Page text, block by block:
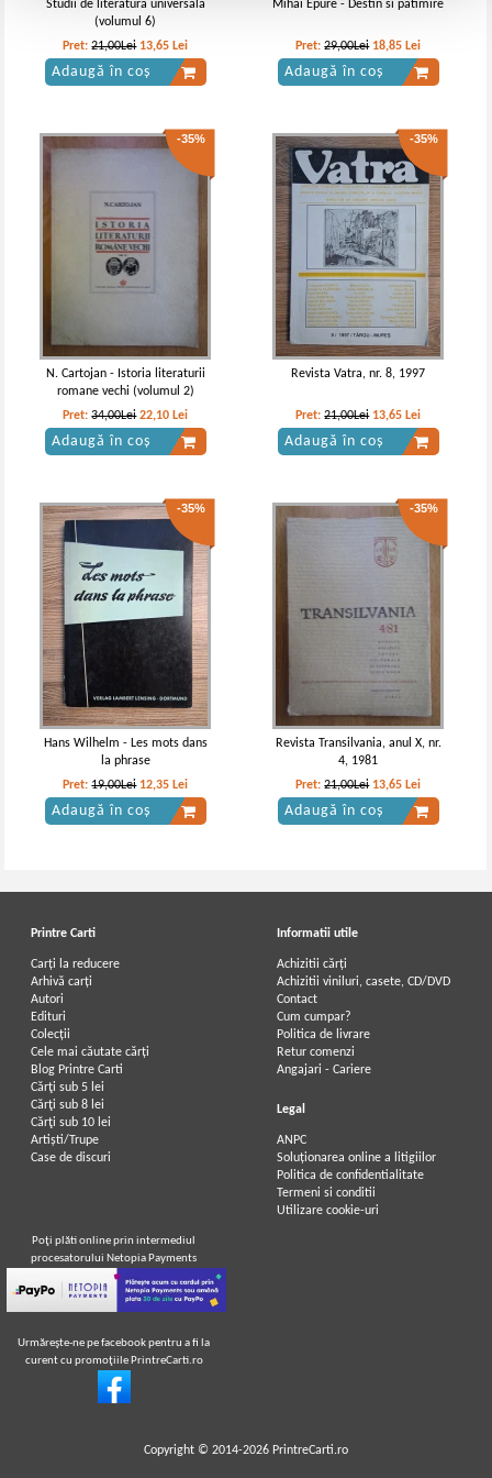
Studii de literatura universala
(volumul 6)
Pret:21,00Lei 13,65 Lei
Adaugă în coș
Mihai Epure - Destin si patimire
Pret:29,00Lei 18,85 Lei
Adaugă în coș
-35%
N. Cartojan - Istoria literaturii
romane vechi (volumul 2)
Pret:34,00Lei 22,10 Lei
Adaugă în coș
-35%
Revista Vatra, nr. 8, 1997
Pret:21,00Lei 13,65 Lei
Adaugă în coș
-35%
Hans Wilhelm - Les mots dans
la phrase
Pret:19,00Lei 12,35 Lei
Adaugă în coș
-35%
Revista Transilvania, anul X, nr.
4, 1981
Pret:21,00Lei 13,65 Lei
Adaugă în coș
Printre Carti
Carți la reducere
Arhivă carți
Autori
Edituri
Colecții
Cele mai căutate cărți
Blog Printre Carti
Cărţi sub 5 lei
Cărţi sub 8 lei
Cărţi sub 10 lei
Artiști/Trupe
Case de discuri
Informatii utile
Achizitii cărți
Achizitii viniluri, casete, CD/DVD
Contact
Cum cumpar?
Politica de livrare
Retur comenzi
Angajari - Cariere
Legal
ANPC
Soluționarea online a litigiilor
Politica de confidentialitate
Termeni si conditii
Utilizare cookie-uri
Poţi plăti online prin intermediul
procesatorului Netopia Payments
Urmăreşte-ne pe facebook pentru a fi la
curent cu promoţiile PrintreCarti.ro
Copyright © 2014-2026 PrintreCarti.ro